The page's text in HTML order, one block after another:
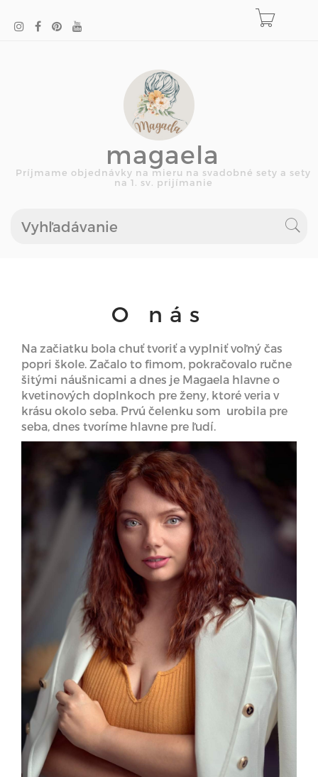
magaela
Príjmame objednávky na mieru na svadobné sety a sety
na 1. sv. prijímanie
O nás
Na začiatku bola chuť tvoriť a vyplniť voľný čas
popri škole. Začalo to fimom, pokračovalo ručne
šitými náušnicami a dnes je Magaela hlavne o
kvetinových doplnkoch pre ženy, ktoré veria v
krásu okolo seba. Prvú čelenku som urobila pre
seba, dnes tvoríme hlavne pre ľudí.